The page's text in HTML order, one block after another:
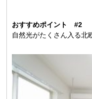
おすすめポイント #2
自然光がたくさん入る北